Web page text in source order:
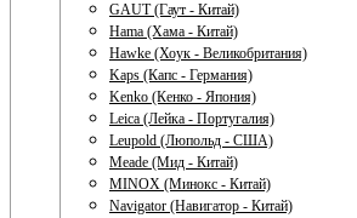
GAUT (Гаут - Китай)
Hama (Хама - Китай)
Hawke (Хоук - Великобритания)
Kaps (Капс - Германия)
Kenko (Кенко - Япония)
Leica (Лейка - Португалия)
Leupold (Люпольд - США)
Meade (Мид - Китай)
MINOX (Минокс - Китай)
Navigator (Навигатор - Китай)